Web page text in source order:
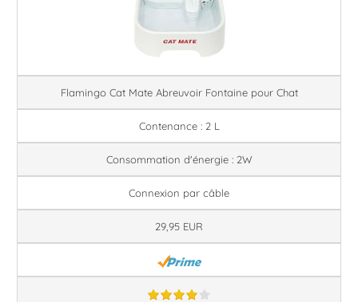
Flamingo Cat Mate Abreuvoir Fontaine pour Chat
Contenance : 2 L
Consommation d'énergie : 2W
Connexion par câble
29,95 EUR